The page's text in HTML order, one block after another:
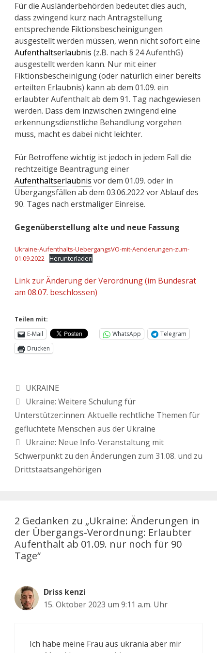
Für die Ausländerbehörden bedeutet dies auch,
dass zwingend kurz nach Antragstellung
entsprechende Fiktionsbescheinigungen
ausgestellt werden müssen, wenn nicht sofort eine
Aufenthaltserlaubnis (z.B. nach § 24 AufenthG)
ausgestellt werden kann. Nur mit einer
Fiktionsbescheinigung (oder natürlich einer bereits
erteilten Erlaubnis) kann ab dem 01.09. ein
erlaubter Aufenthalt ab dem 91. Tag nachgewiesen
werden. Dass dem inzwischen zwingend eine
erkennungsdienstliche Behandlung vorgehen
muss, macht es dabei nicht leichter.
Für Betroffene wichtig ist jedoch in jedem Fall die
rechtzeitige Beantragung einer
Aufenthaltserlaubnis vor dem 01.09. oder in
Übergangsfällen ab dem 03.06.2022 vor Ablauf des
90. Tages nach erstmaliger Einreise.
Gegenüberstellung alte und neue Fassung
Ukraine-Aufenthalts-UebergangsVO-mit-Aenderungen-zum-
01.09.2022 Herunterladen
Link zur Änderung der Verordnung (im Bundesrat
am 08.07. beschlossen)
Teilen mit:
E-Mail
WhatsApp
Telegram
Drucken
UKRAINE
Ukraine: Weitere Schulung für
Unterstützer:innen: Aktuelle rechtliche Themen für
geflüchtete Menschen aus der Ukraine
Ukraine: Neue Info-Veranstaltung mit
Schwerpunkt zu den Änderungen zum 31.08. und zu
Drittstaatsangehörigen
2 Gedanken zu „Ukraine: Änderungen in
der Übergangs-Verordnung: Erlaubter
Aufenthalt ab 01.09. nur noch für 90
Tage“
Driss kenzi
15. Oktober 2023 um 9:11 a.m. Uhr
Ich habe meine Frau aus ukrania aber mir